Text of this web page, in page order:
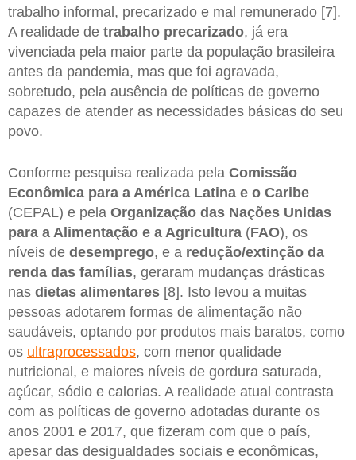
trabalho informal, precarizado e mal remunerado [7].
A realidade de trabalho precarizado, já era
vivenciada pela maior parte da população brasileira
antes da pandemia, mas que foi agravada,
sobretudo, pela ausência de políticas de governo
capazes de atender as necessidades básicas do seu
povo.
Conforme pesquisa realizada pela Comissão
Econômica para a América Latina e o Caribe
(CEPAL) e pela Organização das Nações Unidas
para a Alimentação e a Agricultura (FAO), os
níveis de desemprego, e a redução/extinção da
renda das famílias, geraram mudanças drásticas
nas dietas alimentares [8]. Isto levou a muitas
pessoas adotarem formas de alimentação não
saudáveis, optando por produtos mais baratos, como
os ultraprocessados, com menor qualidade
nutricional, e maiores níveis de gordura saturada,
açúcar, sódio e calorias. A realidade atual contrasta
com as políticas de governo adotadas durante os
anos 2001 e 2017, que fizeram com que o país,
apesar das desigualdades sociais e econômicas,